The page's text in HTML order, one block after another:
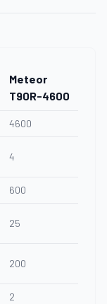
Meteor
T90R-4600
4600
4
600
25
200
2